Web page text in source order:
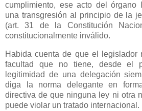
cumplimiento, ese acto del órgano
una transgresión al principio de la
(art. 31 de
la Constitución
constitucionalmente inválido.
Habida cuenta de que el legislador
facultad que no tiene, desde el
legitimidad de una delegación
diga la norma delegante en
directiva de que ninguna ley ni otra
puede violar un tratado internacional.